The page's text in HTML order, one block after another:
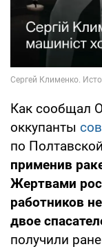
Как сообщал
оккупанты
по
применив
Жертвами
работников
двое
получили